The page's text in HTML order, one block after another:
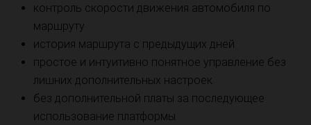
контроль скорости движения автомобиля по
маршруту
история маршрута с предыдущих дней
простое и интуитивно понятное управление без
лишних дополнительных настроек
без дополнительной платы за последующее
использование платформы